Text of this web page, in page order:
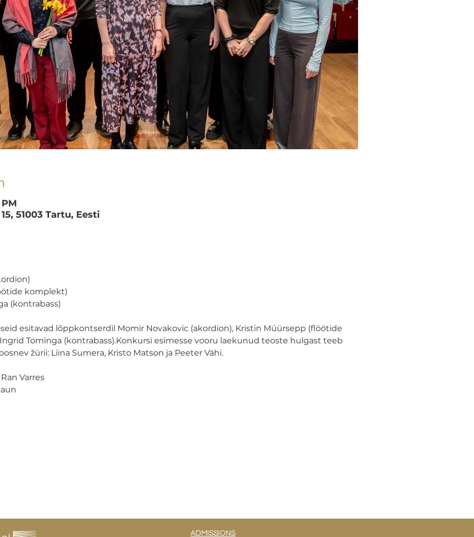
51003 Tartu, Eesti
komplekt)
(kontrabass)
esitavad lõppkontserdil Momir Novakovic (akordion), Kristin Müürsepp (flöötide
Tominga (kontrabass).Konkursi esimesse vooru laekunud teoste hulgast teeb
žürii: Liina Sumera, Kristo Matson ja Peeter Vähi.
Varres
ADMISSIONS